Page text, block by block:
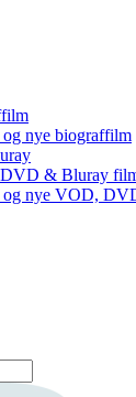
nye biograffilm
& Bluray
og nye VOD,